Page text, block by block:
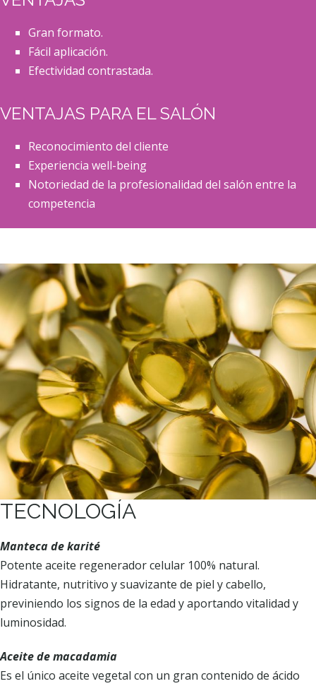
Gran formato.
Fácil aplicación.
Efectividad contrastada.
VENTAJAS PARA EL SALÓN
Reconocimiento del cliente
Experiencia well-being
Notoriedad de la profesionalidad del salón entre la
competencia
TECNOLOGÍA
Manteca de karité
Potente aceite regenerador celular 100% natural.
Hidratante, nutritivo y suavizante de piel y cabello,
previniendo los signos de la edad y aportando vitalidad y
luminosidad.
Aceite de macadamia
Es el único aceite vegetal con un gran contenido de ácido